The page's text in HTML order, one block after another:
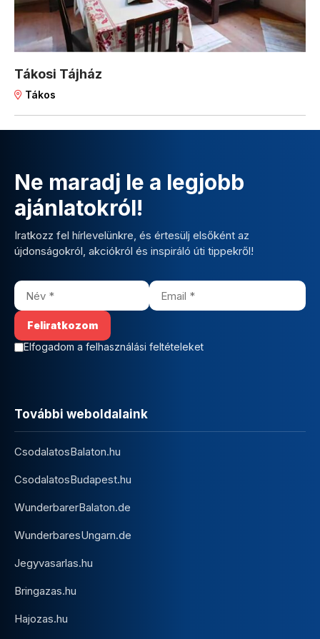
Tákosi Tájház
Tákos
Ne maradj le a legjobb
ajánlatokról!
Iratkozz fel hírlevelünkre, és értesülj elsőként az
újdonságokról, akciókról és inspiráló úti tippekről!
Elfogadom a felhasználási feltételeket
További weboldalaink
CsodalatosBalaton.hu
CsodalatosBudapest.hu
WunderbarerBalaton.de
WunderbaresUngarn.de
Jegyvasarlas.hu
Bringazas.hu
Hajozas.hu